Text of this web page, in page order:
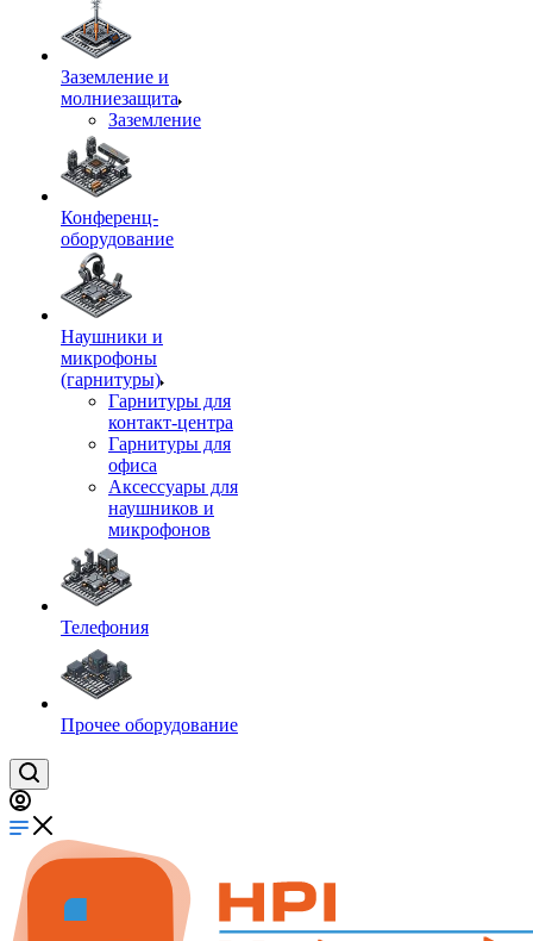
Заземление и
молниезащита
Заземление
Конференц-
оборудование
Наушники и
микрофоны
(гарнитуры)
Гарнитуры для
контакт-центра
Гарнитуры для
офиса
Аксессуары для
наушников и
микрофонов
Телефония
Прочее оборудование